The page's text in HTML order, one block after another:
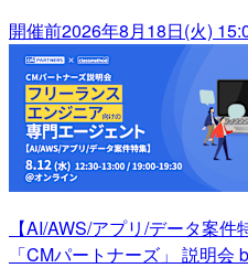
開催前2026年8月18日(火)
【AI/AWS/アプリ/データ案
「CMパートナーズ」 説明会